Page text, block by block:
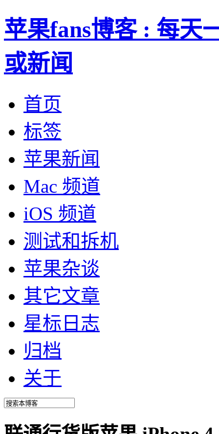
苹果fans博客 : 每天
或新闻
首页
标签
苹果新闻
Mac 频道
iOS 频道
测试和拆机
苹果杂谈
其它文章
星标日志
归档
关于